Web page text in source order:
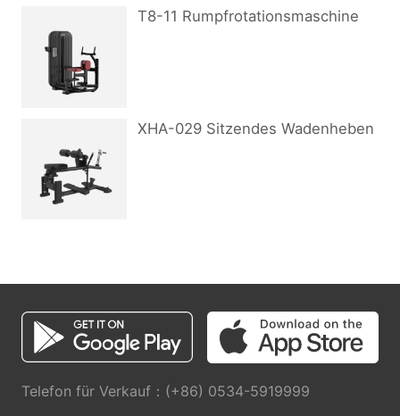
T8-11 Rumpfrotationsmaschine
XHA-029 Sitzendes Wadenheben
Telefon für Verkauf：(+86) 0534-5919999